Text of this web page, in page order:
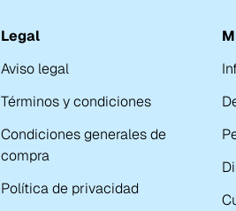
Legal
Aviso legal
Términos y condiciones
Condiciones generales de
compra
Política de privacidad